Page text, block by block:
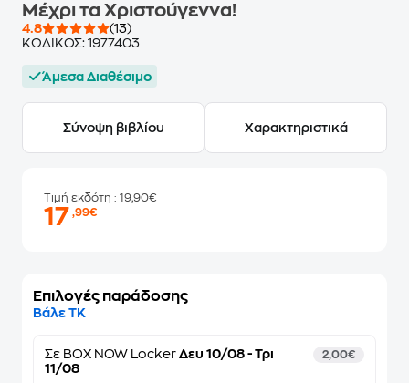
Μέχρι τα Χριστούγεννα!
4.8
(13)
ΚΩΔΙΚΟΣ: 1977403
Άμεσα Διαθέσιμο
Σύνοψη βιβλίου Χαρακτηριστικά
Τιμή εκδότη : 19,90€
17,99€
Επιλογές παράδοσης
Βάλε ΤΚ
Σε BOX NOW Locker Δευ 10/08 - Τρι
11/08
2,00€